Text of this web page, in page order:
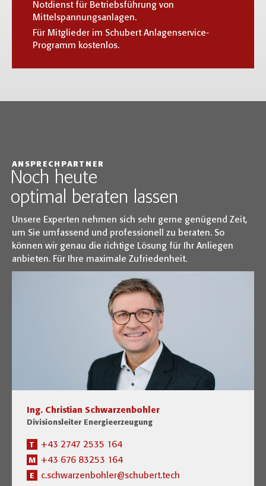
Notdienst für Betriebsführung von
Mittelspannungsanlagen.
Für Mitglieder im Schubert Anlagenservice-
Programm kostenlos.
ANSPRECHPARTNER
Noch heute
optimal beraten lassen
Unsere Experten nehmen sich sehr gerne genügend Zeit,
um Sie umfassend und professionell zu beraten. So
können wir genau die richtige Lösung für Ihr Anliegen
anbieten. Für Ihre maximale Zufriedenheit.
Ing. Christian Schwarzenbohler
Divisionsleiter Energieerzeugung
T +43 2747 2535 164
M +43 676 83253 164
E c.schwarzenbohler@schubert.tech